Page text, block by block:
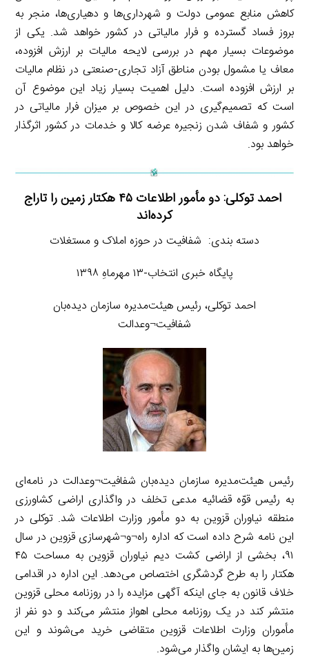
کاهش منابع عمومی دولت و شهرداری‌ها و دهیاری‌ها، منجر به
بروز فساد گسترده و فرار مالیاتی در کشور خواهد شد. یکی از
موضوعات بسیار مهم در بررسی لایحه مالیات بر ارزش افزوده،
معاف یا مشمول بودن مناطق آزاد تجاری-صنعتی در نظام مالیات
بر ارزش افزوده است. دلیل اهمیت بسیار زیاد این موضوع آن
است که تصمیم‌گیری در این خصوص بر میزان فرار مالیاتی در
کشور و شفاف شدن زنجیره عرضه کالا و خدمات در کشور اثرگذار
خواهد بود.
احمد توکلی: دو مأمور اطلاعات ۴۵ هکتار زمین را تاراج
کرده‌اند
دسته بندی: شفافیت در حوزه املاک و مستغلات
پایگاه خبری انتخاب-۱۳ مهرماهِ ۱۳۹۸
احمد توکلی، رئیس هیئت‌مدیره سازمان دیده‌بان
شفافیت¬وعدالت
رئیس هیئت‌مدیره سازمان دیده‌بان شفافیت¬وعدالت در نامه‌ای
به رئیس قوّه قضائیه مدعی تخلف در واگذاری اراضی کشاورزی
منطقه نیاوران قزوین به دو مأمور وزارت اطلاعات شد. توکلی در
این نامه شرح داده است که اداره راه¬و¬شهرسازی قزوین در سال
۹۱، بخشی از اراضی کشت دیم نیاوران قزوین به مساحت ۴۵
هکتار را به طرح گردشگری اختصاص می‌دهد. این اداره در اقدامی
خلاف قانون به جای اینکه آگهی مزایده را در روزنامه محلی قزوین
منتشر کند در یک روزنامه محلی اهواز منتشر می‌کند و دو نفر از
مأموران وزارت اطلاعات قزوین متقاضی خرید می‌شوند و این
زمین‌ها به ایشان واگذار می‌شود.